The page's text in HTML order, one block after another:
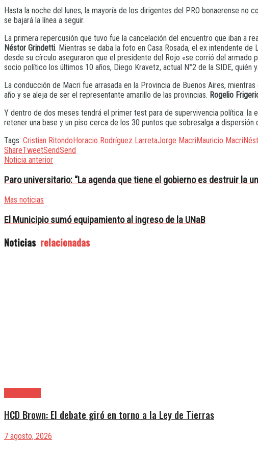
Hasta la noche del lunes, la mayoría de los dirigentes del PRO bonaerense no
se bajará la línea a seguir.
La primera repercusión que tuvo fue la cancelación del encuentro que iban a
Néstor Grindetti. Mientras se daba la foto en Casa Rosada, el ex intendente
desde su círculo aseguraron que el presidente del Rojo «se corrió del
socio político los últimos 10 años, Diego Kravetz, actual N°2 de la SIDE,
La conducción de Macri fue arrasada en la Provincia de Buenos Aires,
año y se aleja de ser el representante amarillo de las provincias. Rogelio
Y dentro de dos meses tendrá el primer test para de supervivencia política: la
retener una base y un piso cerca de los 30 puntos que sobresalga a dispersión
Tags: Cristian RitondoHoracio Rodríguez LarretaJorge MacriMauricio Macri
ShareTweetSendSend
Noticia anterior
Paro universitario: “La agenda que tiene el gobierno es destruir la
Mas noticias
El Municipio sumó equipamiento al ingreso de la UNaB
Noticias relacionadas
HCD Brown: El debate giró en torno a la Ley de Tierras
7 agosto, 2026